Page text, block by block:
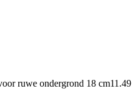
ruwe ondergrond 18 cm11.49